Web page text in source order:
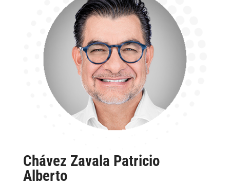
Chávez Zavala Patricio
Alberto